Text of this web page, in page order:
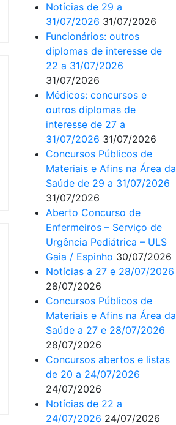
Notícias de 29 a
31/07/2026 31/07/2026
Funcionários: outros
diplomas de interesse de
22 a 31/07/2026
31/07/2026
Médicos: concursos e
outros diplomas de
interesse de 27 a
31/07/2026 31/07/2026
Concursos Públicos de
Materiais e Afins na Área da
Saúde de 29 a 31/07/2026
31/07/2026
Aberto Concurso de
Enfermeiros – Serviço de
Urgência Pediátrica – ULS
Gaia / Espinho 30/07/2026
Notícias a 27 e 28/07/2026
28/07/2026
Concursos Públicos de
Materiais e Afins na Área da
Saúde a 27 e 28/07/2026
28/07/2026
Concursos abertos e listas
de 20 a 24/07/2026
24/07/2026
Notícias de 22 a
24/07/2026 24/07/2026